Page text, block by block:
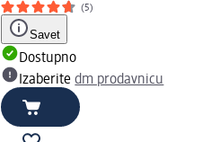
(5)
Savet
Dostupno
Izaberitedm prodavnicu